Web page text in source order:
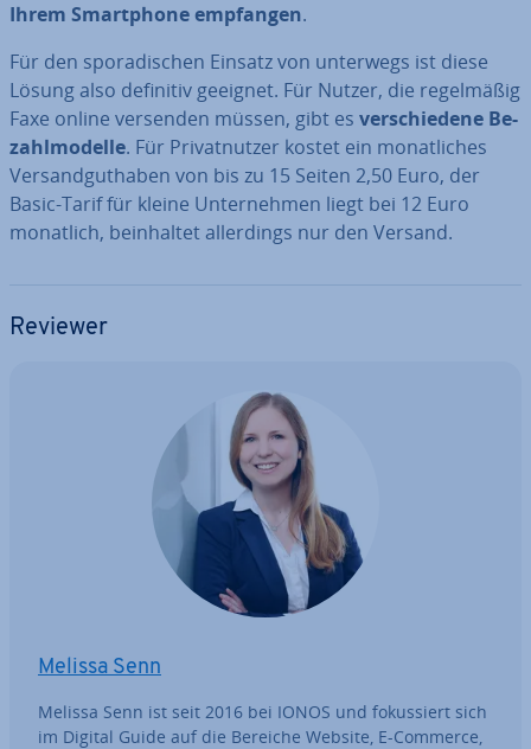
Ihrem Smart­phone empfangen.
Für den spo­ra­di­schen Einsatz von unterwegs ist diese
Lösung also definitiv geeignet. Für Nutzer, die re­gel­mä­ßig
Faxe online versenden müssen, gibt es ver­schie­de­ne Be­
zahl­mo­del­le. Für Pri­vat­nut­zer kostet ein mo­nat­li­ches
Ver­sand­gut­ha­ben von bis zu 15 Seiten 2,50 Euro, der
Basic-Tarif für kleine Un­ter­neh­men liegt bei 12 Euro
monatlich, be­inhal­tet al­ler­dings nur den Versand.
Reviewer
Melissa Senn
Melissa Senn ist seit 2016 bei IONOS und fo­kus­siert sich
im Digital Guide auf die Bereiche Website, E-Commerce,